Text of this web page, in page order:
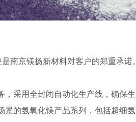
南京镁扬新材料对客户的郑重承
采用全封闭自动化生产线，确保
的氢氧化镁产品系列，包括超细